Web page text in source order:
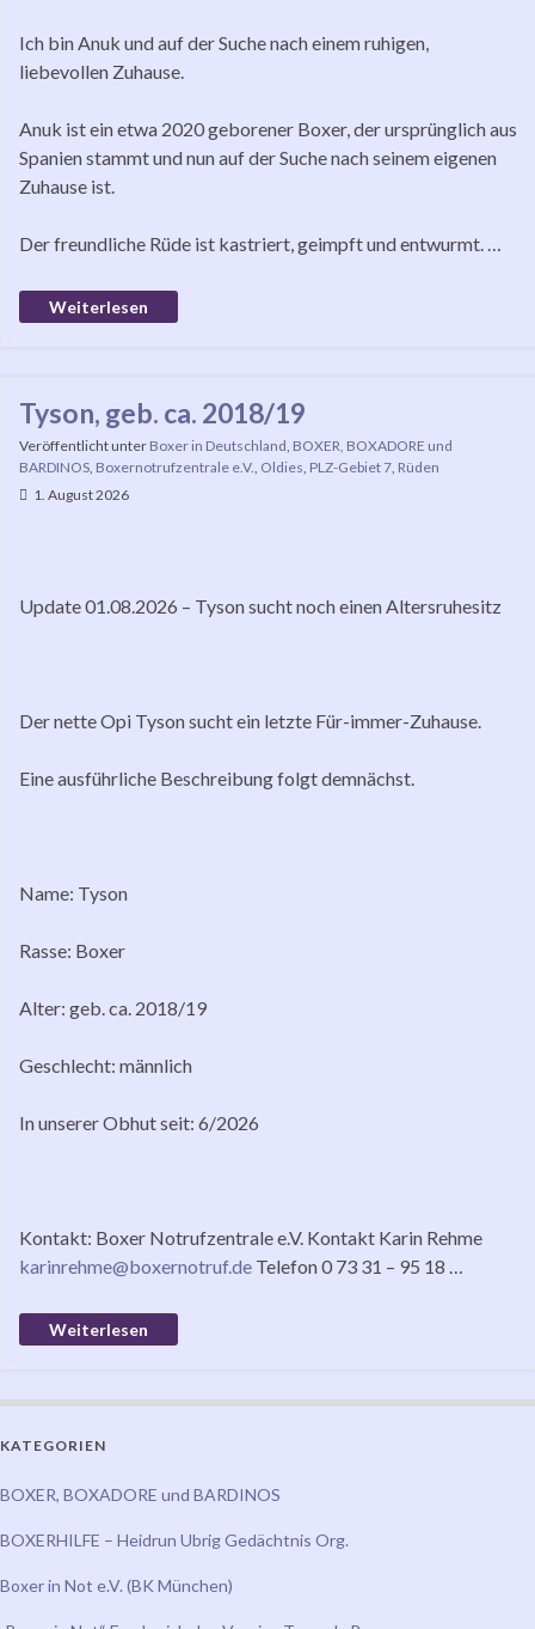
Ich bin Anuk und auf der Suche nach einem ruhigen,
liebevollen Zuhause.
Anuk ist ein etwa 2020 geborener Boxer, der ursprünglich aus
Spanien stammt und nun auf der Suche nach seinem eigenen
Zuhause ist.
Der freundliche Rüde ist kastriert, geimpft und entwurmt. …
Weiterlesen
Tyson, geb. ca. 2018/19
Veröffentlicht unter Boxer in Deutschland, BOXER, BOXADORE und
BARDINOS, Boxernotrufzentrale e.V., Oldies, PLZ-Gebiet 7, Rüden
1. August 2026
Update 01.08.2026 – Tyson sucht noch einen Altersruhesitz
Der nette Opi Tyson sucht ein letzte Für-immer-Zuhause.
Eine ausführliche Beschreibung folgt demnächst.
Name: Tyson
Rasse: Boxer
Alter: geb. ca. 2018/19
Geschlecht: männlich
In unserer Obhut seit: 6/2026
Kontakt: Boxer Notrufzentrale e.V. Kontakt Karin Rehme
karinrehme@boxernotruf.de Telefon 0 73 31 – 95 18 …
Weiterlesen
KATEGORIEN
BOXER, BOXADORE und BARDINOS
BOXERHILFE – Heidrun Ubrig Gedächtnis Org.
Boxer in Not e.V. (BK München)